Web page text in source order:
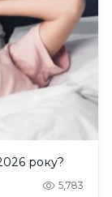
року?
5,783